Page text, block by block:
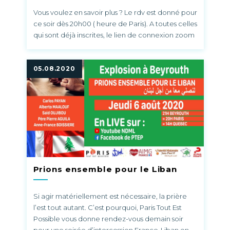
Vous voulez en savoir plus ? Le rdv est donné pour
ce soir dès 20h00 ( heure de Paris). A toutes celles
qui sont déjà inscrites, le lien de connexion zoom
merci de nous le signaler . Aux autres, il est
encore possible de s’inscrire, et c’est gratuit ! PS :
un nouveau lien de connexion zoom est envoyé
pour chaque jour de la conférence. Conférence
Zoom gratuite et ouverte à toutes sur inscription
Renseignements : contact@femmes-
multidimensionnelles.com Inscriptions : +33 6 65 41
47 12
05.08.2020
Prions ensemble pour le Liban
Si agir matériellement est nécessaire, la prière
l’est tout autant. C’est pourquoi, Paris Tout Est
Possible vous donne rendez-vous demain soir